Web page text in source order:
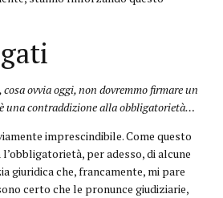
cosa ovvia oggi, non dovremmo firmare un
una contraddizione alla obbligatorietà…
imprescindibile. Come questo
per adesso, di alcune
giuridica che, francamente, mi pare
certo che le pronunce giudiziarie,